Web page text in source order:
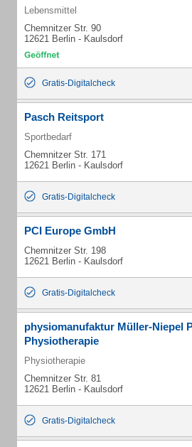
Lebensmittel
Chemnitzer Str. 90
12621 Berlin - Kaulsdorf
Gratis-Digitalcheck
Pasch Reitsport
Sportbedarf
Chemnitzer Str. 171
12621 Berlin - Kaulsdorf
Gratis-Digitalcheck
PCI Europe GmbH
Chemnitzer Str. 198
12621 Berlin - Kaulsdorf
Gratis-Digitalcheck
physiomanufaktur Müller-Niepel
Physiotherapie
Physiotherapie
Chemnitzer Str. 81
12621 Berlin - Kaulsdorf
Gratis-Digitalcheck